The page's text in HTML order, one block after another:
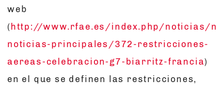
web
( http://www.rfae.es/index.php/noticias/
noticias-principales/372-restricciones-
aereas-celebracion-g7-biarritz-francia)
en el que se definen las restricciones,